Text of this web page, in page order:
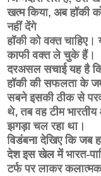
खत्म किया, अब हॉकी
नहीं देंगे
हॉकी को वक्त चाहिए।
काफी वक्त ले चुके हैं।
दरअसल सचाई यह है
हॉकी की सफलता के
सबने इसकी ठीक से
थे, तब वह टीम
झगड़ा चल रहा था।
विडंबना देखिए कि जब
देश इस खेल में भारत-
टर्फ पर लाकर